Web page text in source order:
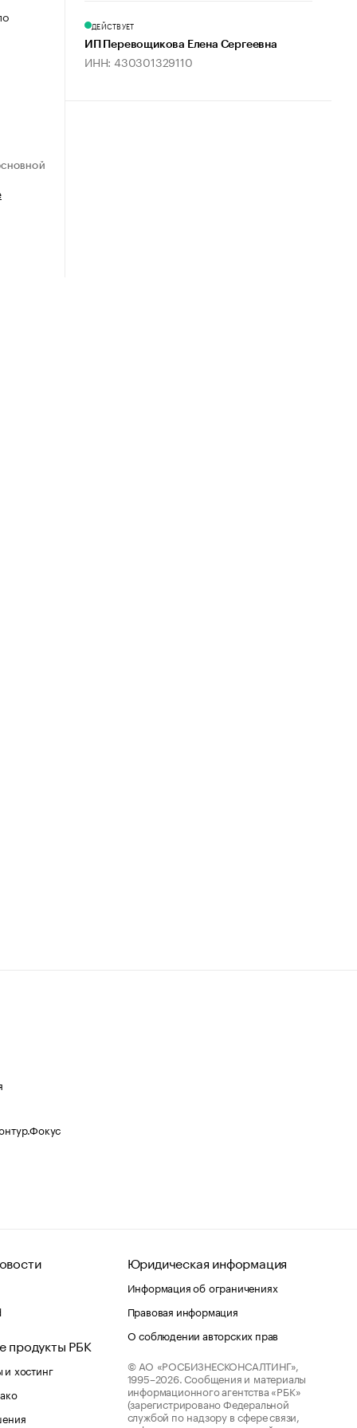
ДЕЙСТВУЕТ
ИП Перевощикова Елена Сергеевна
ИНН: 430301329110
продукты РБК
хостинг
Юридическая информация
Информация об ограничениях
Правовая информация
О соблюдении авторских прав
© АО «РОСБИЗНЕСКОНСАЛТИНГ»,
1995–2026. Сообщения и материалы
информационного агентства «РБК»
(зарегистрировано Федеральной
службой по надзору в сфере связи,